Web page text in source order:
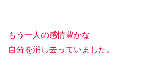
もう一人の感情豊かな
自分を消し去っていました。